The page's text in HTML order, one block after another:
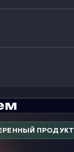
ПРОДУКТ